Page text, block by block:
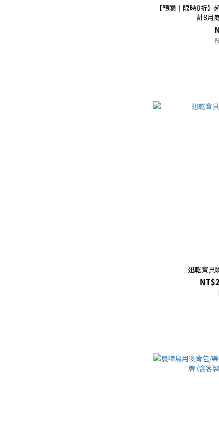
【預購｜限時8折
計8月
迅乾寶貝